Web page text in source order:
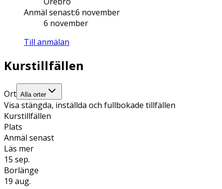
Anmäl senast:6 november
6 november
Till anmälan
Kurstillfällen
Ort Alla orter
Visa stängda, inställda och fullbokade tillfällen
Kurstillfällen
Plats
Anmäl senast
Läs mer
15 sep.
Borlänge
19 aug.